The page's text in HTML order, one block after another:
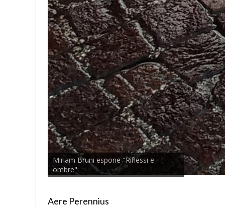
Miriam Bruni espone "Riflessi e
ombre"
Aere Perennius